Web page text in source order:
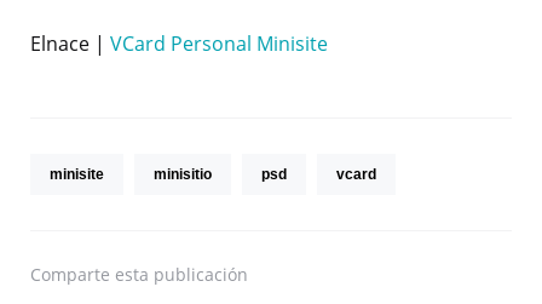
Elnace | VCard Personal Minisite
minisite minisitio psd vcard
Comparte esta publicación